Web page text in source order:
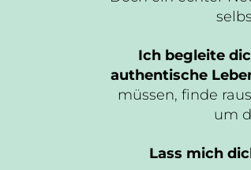
Ich begleite
authentische
müssen, finde
um
Lass mich